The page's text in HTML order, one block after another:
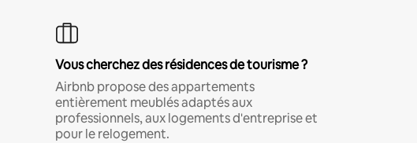
Vous cherchez des résidences de tourisme ?
Airbnb propose des appartements
entièrement meublés adaptés aux
professionnels, aux logements d'entreprise et
pour le relogement.